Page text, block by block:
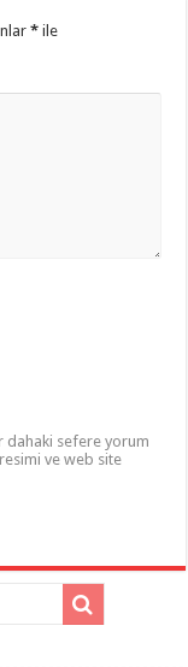
* ile
dahaki sefere yorum
ve web site